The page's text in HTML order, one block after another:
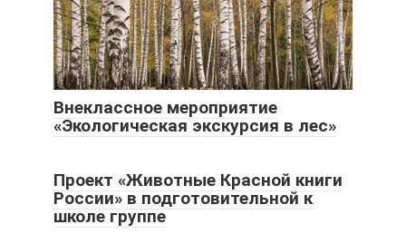
Внеклассное мероприятие
«Экологическая экскурсия в лес»
Проект «Животные Красной книги
России» в подготовительной к
школе группе